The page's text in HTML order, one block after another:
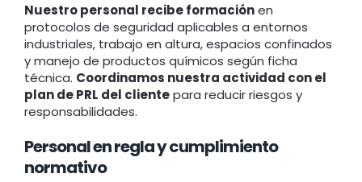
Nuestro personal recibe formaciónen
protocolos de seguridad aplicables a entornos
industriales, trabajo en altura, espacios confinados
y manejo de productos químicos según ficha
técnica. Coordinamos nuestra actividad con el
plan de PRL del clientepara reducir riesgos y
responsabilidades.
Personal en regla y cumplimiento
normativo